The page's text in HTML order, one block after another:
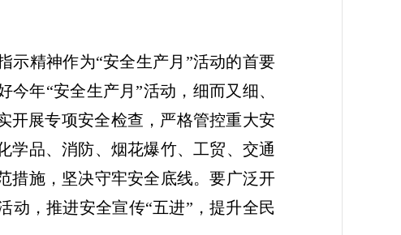
示精神作为“安全生产月”活动的首要
年“安全生产月”活动，细而又细、
开展专项安全检查，严格管控重大安
学品、消防、烟花爆竹、工贸、交通
措施，坚决守牢安全底线。要广泛开
动，推进安全宣传“五进”，提升全民